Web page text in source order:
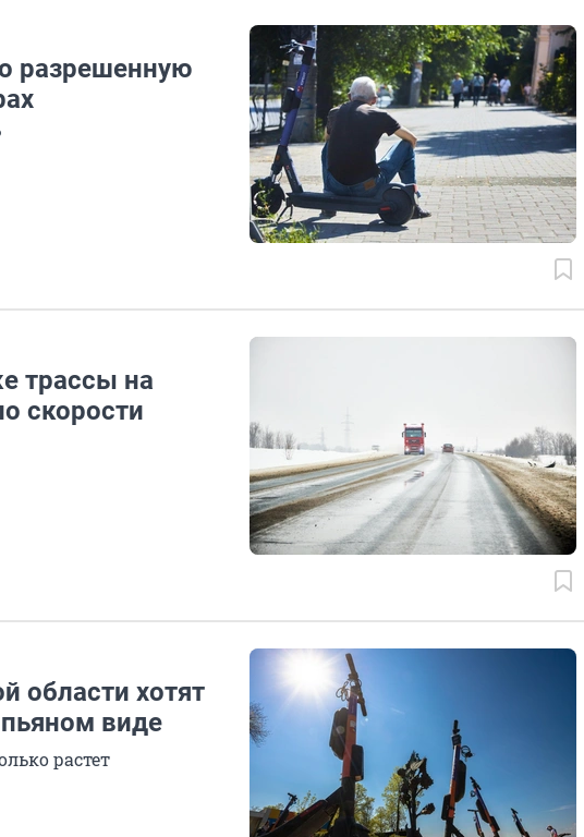
разрешенную
трассы на
скорости
области хотят
виде
растет